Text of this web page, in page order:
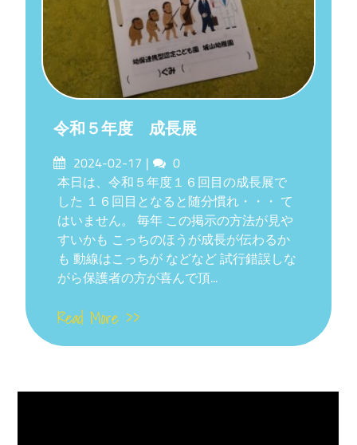
令和５年度 成長展
Posted
on
2024-02-17 Comments
0
本日は、令和５年度１６回目の成長展で
した １６回目となると随分慣れ・・・ て
はいません。 毎年 この掲示の方法が見や
すいかも こっちのほうが成長が伝わるか
も 動線はこっちが などなど 試行錯誤しな
がら保護者の方が喜んで頂...
Read More >>